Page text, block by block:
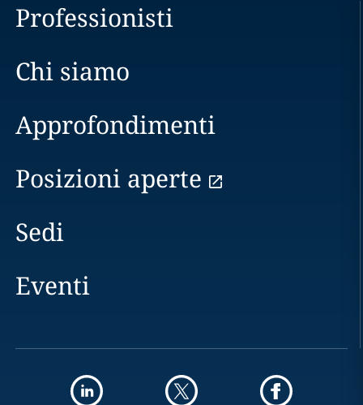
Professionisti
Chi siamo
Approfondimenti
Posizioni aperte
Sedi
Eventi